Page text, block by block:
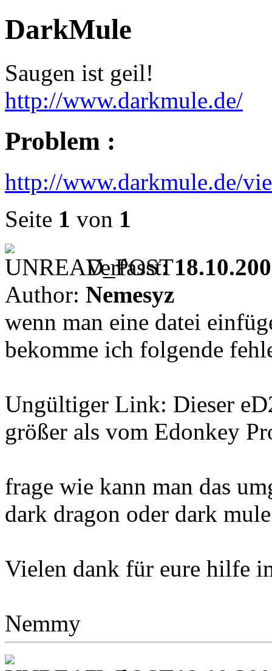
DarkMule
Saugen ist geil!
http://www.darkmule.de/
Problem :
http://www.darkmule.de/
Seite 1 von 1
Verfasst:
Author: Nemesyz
wenn man eine datei
bekomme ich folgende
Ungültiger Link: Dieser
größer als vom Edonkey
frage wie kann man das
dark dragon oder dark
Vielen dank für eure hilfe
Nemmy